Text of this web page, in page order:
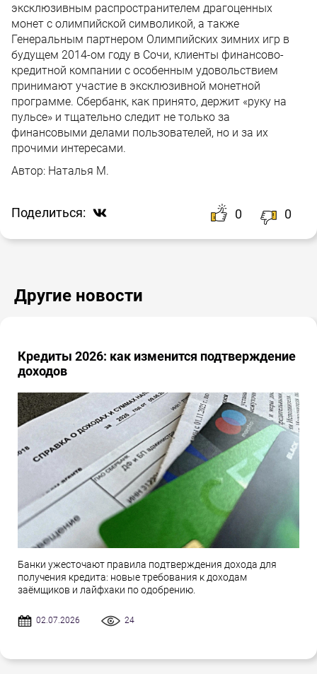
эксклюзивным распространителем драгоценных
монет с олимпийской символикой, а также
Генеральным партнером Олимпийских зимних игр в
будущем 2014-ом году в Сочи, клиенты финансово-
кредитной компании с особенным удовольствием
принимают участие в эксклюзивной монетной
программе. Сбербанк, как принято, держит «руку на
пульсе» и тщательно следит не только за
финансовыми делами пользователей, но и за их
прочими интересами.
Автор: Наталья М.
Поделиться: 0 0
Другие новости
Кредиты 2026: как изменится подтверждение
доходов
Банки ужесточают правила подтверждения дохода для
получения кредита: новые требования к доходам
заёмщиков и лайфхаки по одобрению.
02.07.2026 24